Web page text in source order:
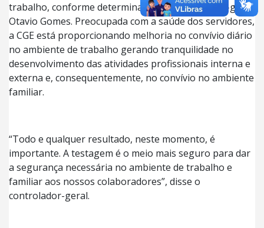
trabalho, conforme determinação do controlador-geral
Otavio Gomes. Preocupada com a saúde dos servidores,
a CGE está proporcionando melhoria no convívio diário
no ambiente de trabalho gerando tranquilidade no
desenvolvimento das atividades profissionais interna e
externa e, consequentemente, no convívio no ambiente
familiar.
“Todo e qualquer resultado, neste momento, é
importante. A testagem é o meio mais seguro para dar
a segurança necessária no ambiente de trabalho e
familiar aos nossos colaboradores”, disse o
controlador-geral.